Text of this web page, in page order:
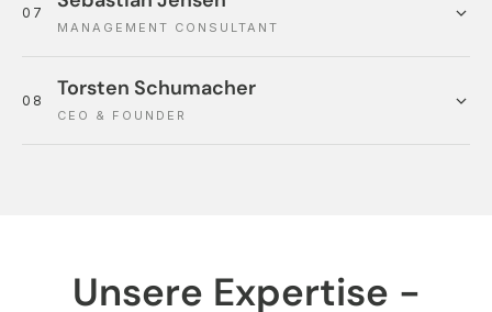
07
MANAGEMENT CONSULTANT
08 Torsten Schumacher
CEO & FOUNDER
Unsere Expertise -